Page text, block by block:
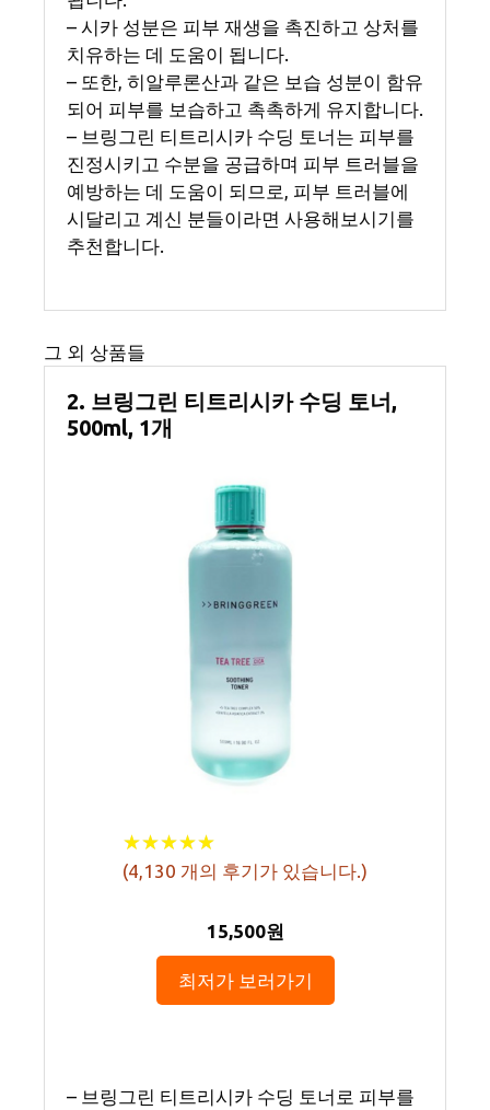
– 시카 성분은 피부 재생을 촉진하고 상처를
치유하는 데 도움이 됩니다.
– 또한, 히알루론산과 같은 보습 성분이 함유
되어 피부를 보습하고 촉촉하게 유지합니다.
– 브링그린 티트리시카 수딩 토너는 피부를
진정시키고 수분을 공급하며 피부 트러블을
예방하는 데 도움이 되므로, 피부 트러블에
시달리고 계신 분들이라면 사용해보시기를
추천합니다.
그 외 상품들
2. 브링그린 티트리시카 수딩 토너,
500ml, 1개
★★★★★
★★★★★
(4,130 개의 후기가 있습니다.)
15,500원
최저가 보러가기
– 브링그린 티트리시카 수딩 토너로 피부를